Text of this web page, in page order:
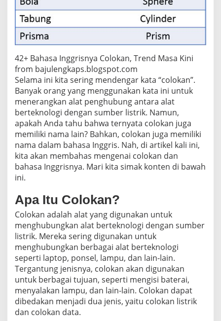
n
y
a
42+ Bahasa Inggrisnya Colokan, Trend Masa Kini
from bajulengkaps.blogspot.com
Selama ini kita sering mendengar kata “colokan”.
Banyak orang yang menggunakan kata ini untuk
menerangkan alat penghubung antara alat
berteknologi dengan sumber listrik. Namun,
apakah Anda tahu bahwa ternyata colokan juga
memiliki nama lain? Bahkan, colokan juga memiliki
nama dalam bahasa Inggris. Nah, di artikel kali ini,
kita akan membahas mengenai colokan dan
bahasa Inggrisnya. Mari kita simak konten di bawah
ini.
Apa Itu Colokan?
Colokan adalah alat yang digunakan untuk
menghubungkan alat berteknologi dengan sumber
listrik. Mereka sering digunakan untuk
menghubungkan berbagai alat berteknologi
seperti laptop, ponsel, lampu, dan lain-lain.
Tergantung jenisnya, colokan akan digunakan
untuk berbagai tujuan, seperti mengisi baterai,
menyalakan lampu, dan lain-lain. Colokan dapat
dibedakan menjadi dua jenis, yaitu colokan listrik
dan colokan data.